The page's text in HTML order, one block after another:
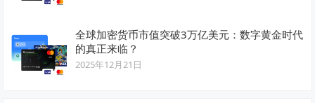
全球加密货币市值突破3万亿美元：数字黄金时代
的真正来临？
2025年12月21日